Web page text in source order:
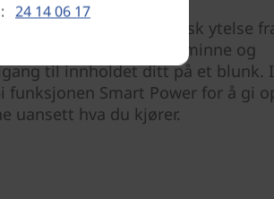
lekende lett med rask ytelse
Takket være mye minne og
til innholdet ditt på et blunk. I
funksjonen Smart Power for å gi
uansett hva du kjører.
24 14 06 17